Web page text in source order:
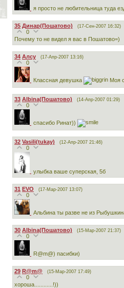
я просто не любительница туда
35 Динар(Пошатово) (17-Сен-2007 16:32)
0
Почему то не видел я вас в Пошатово=)
34 Алсу (17-Апр-2007 13:16)
0
Классная девушка Моя
33 Albina(Пошатово) (14-Апр-2007 01:29)
0
спасибо Ринат))
32 Vasili(tukay) (12-Апр-2007 21:46)
0
улыбка ваше суперская, 5б
31 EVO (17-Мар-2007 13:07)
0
Альбина ты разве не из
30 Albina(Пошатово) (15-Мар-2007 21:37)
0
R@m@) пасибки)
29 R@m@ (15-Мар-2007 17:49)
0
хороша............!))